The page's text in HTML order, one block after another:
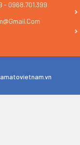
- 0968.701.399